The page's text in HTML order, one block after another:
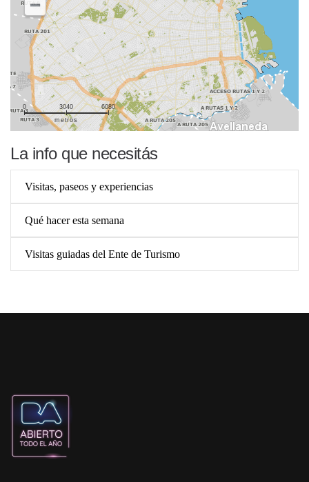
metros
0 3040 6080
La info que necesitás
Visitas, paseos y experiencias
Qué hacer esta semana
Visitas guiadas del Ente de Turismo